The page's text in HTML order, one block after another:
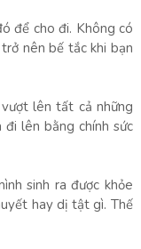
để cho đi. Không có
nên bế tắc khi bạn
lên tất cả những
lên bằng chính sức
sinh ra được khỏe
hay dị tật gì. Thế